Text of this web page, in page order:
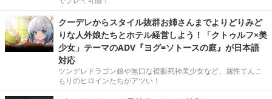
クーデレからスタイル抜群お姉さんまでよりどりみど
りな人外娘たちとホテル経営しよう！「クトゥルフ×美
少女」テーマのADV『ヨグ=ソトースの庭』が日本語
対応
ツンデレドラゴン娘や無口な複眼死神美少女など、属性てんこ
もりのヒロインたちがアツい！